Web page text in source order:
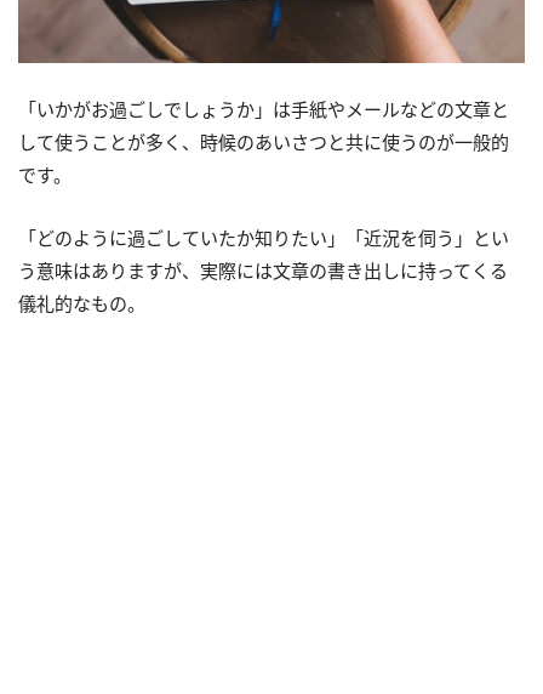
「いかがお過ごしでしょうか」は手紙やメールなどの文章と
して使うことが多く、時候のあいさつと共に使うのが一般的
です。
「どのように過ごしていたか知りたい」「近況を伺う」とい
う意味はありますが、実際には文章の書き出しに持ってくる
儀礼的なもの。